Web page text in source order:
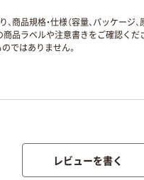
品規格・仕様（容量、パッケージ
ラベルや注意書きをご確認くだ
ではありません。
レビューを書く